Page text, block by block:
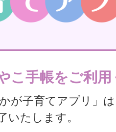
こ手帳をご利
かが子育てアプリ」
いたします。